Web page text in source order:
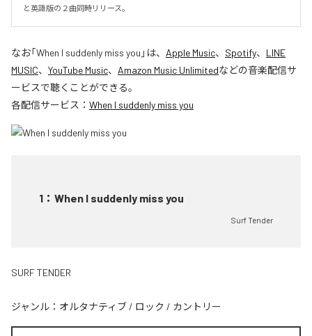
と英語版の２曲同時リリース。
なお「When I suddenly miss you 」は、 Apple Music、 Spotify、 LINE
MUSIC、 YouTube Music、 Amazon Music Unlimitedなどの音楽配信サ
ービスで聴くことができる。
各配信サービス： When I suddenly miss you
1 ： When I suddenly miss you
Surf Tender
SURF TENDER
ジャンル： オルタナティブ / ロック / カントリー